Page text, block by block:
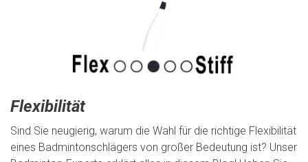
Flexibilität
Sind Sie neugierig, warum die Wahl für die richtige Flexibilität
eines Badmintonschlägers von großer Bedeutung ist? Unser